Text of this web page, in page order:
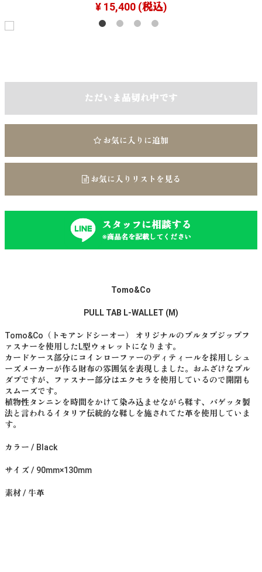
¥ 15,400(税込)
ただいま品切れ中です
お気に入りに追加
お気に入りリストを見る
スタッフに相談する
※商品名を記載してください
Tomo&Co
PULL TAB L-WALLET (M)
Tomo&Co（トモアンドシーオー） オリジナルのプルタブジップフ
ァスナーを使用したL型ウォレットになります。
カードケース部分にコインローファーのディティールを採用しシュ
ーズメーカーが作る財布の雰囲気を表現しました。おふざけなプル
ダブですが、ファスナー部分はエクセラを使用しているので開閉も
スムーズです。
植物性タンニンを時間をかけて染み込ませながら鞣す、バゲッタ製
法と言われるイタリア伝統的な鞣しを施されてた革を使用していま
す。
カラー / Black
サイズ / 90mm×130mm
素材 / 牛革